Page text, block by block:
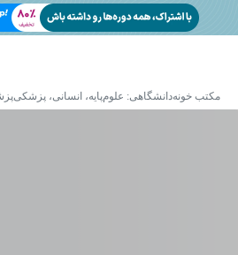
مکتب خونهدانشگاهی: علوم‌پایه، انسانی، پزشکی